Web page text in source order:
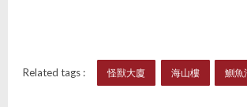
Related tags : 怪獸大廈 海山樓 鰂魚